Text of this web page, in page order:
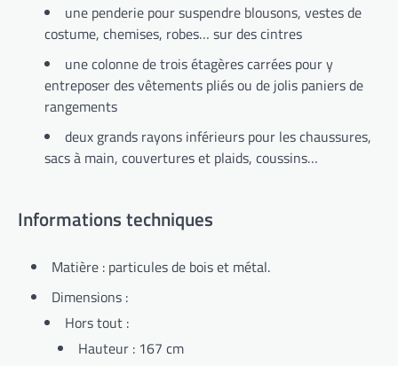
une penderie pour suspendre blousons, vestes de
costume, chemises, robes… sur des cintres
unecolonne de trois étagères carrées pour y
entreposer des vêtements pliés ou de jolis paniers de
rangements
deux grands rayons inférieurs pour les chaussures,
sacs à main, couvertures et plaids, coussins…
Informations techniques
Matière : particules de bois et métal.
Dimensions :
Hors tout :
Hauteur : 167 cm